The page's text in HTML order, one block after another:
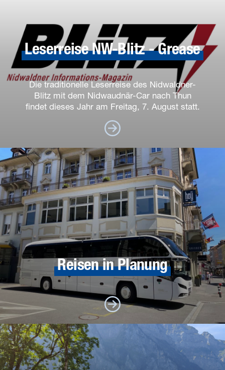
Leserreise NW-Blitz - Grease
Die traditionelle Leserreise des Nidwaldner-
Blitz mit dem Nidwaudnär-Car nach Thun
findet dieses Jahr am Freitag, 7. August statt.
Reisen in Planung